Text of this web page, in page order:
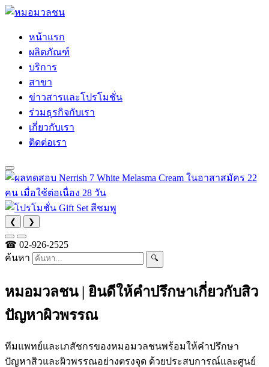
หน้าแรก
ผลิตภัณฑ์
บริการ
สาขา
ข่าวสารและโปรโมชั่น
ร่วมธุรกิจกับเรา
เกี่ยวกับเรา
ติดต่อเรา
❮ ❯
☎ 02-926-2525
ค้นหา
🔍
หมอมวลชน | ยินดีให้คำปรึกษาเกี่ยวกับสิว
ปัญหาผิวพรรณ
ทีมแพทย์และเภสัชกรของหมอมวลชนพร้อมให้คำปรึกษา
ปัญหาสิวและผิวพรรณอย่างตรงจุด ด้วยประสบการณ์และศูนย์